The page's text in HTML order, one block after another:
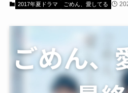
2017年夏ドラマ ごめん、愛してる